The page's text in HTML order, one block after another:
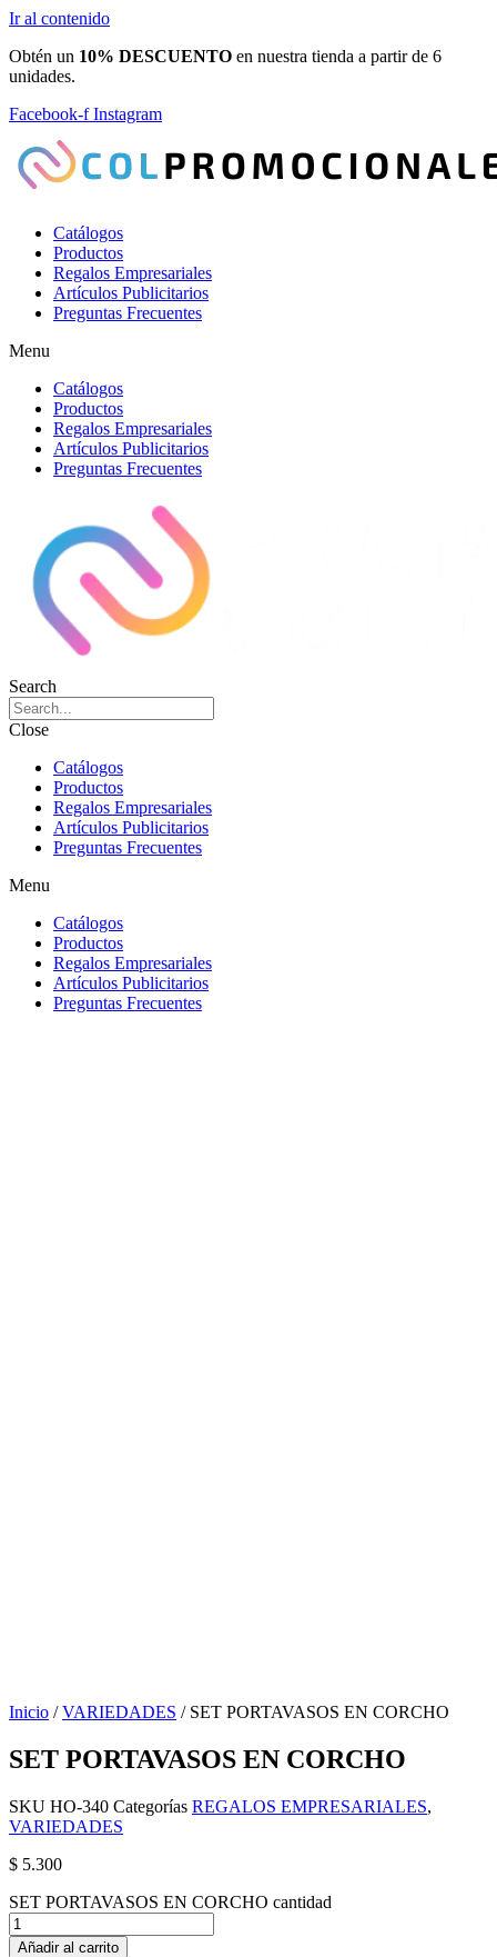
Ir al contenido
Obtén un 10% DESCUENTO en nuestra tienda a partir de 6
unidades.
Facebook-f Instagram
Catálogos
Productos
Regalos Empresariales
Artículos Publicitarios
Preguntas Frecuentes
Menu
Catálogos
Productos
Regalos Empresariales
Artículos Publicitarios
Preguntas Frecuentes
Search
Close
Catálogos
Productos
Regalos Empresariales
Artículos Publicitarios
Preguntas Frecuentes
Menu
Catálogos
Productos
Regalos Empresariales
Artículos Publicitarios
Preguntas Frecuentes
Inicio /VARIEDADES / SET PORTAVASOS EN CORCHO
SET PORTAVASOS EN CORCHO
SKU HO-340 Categorías REGALOS EMPRESARIALES,
VARIEDADES
$ 5.300
SET PORTAVASOS EN CORCHO cantidad
Añadir al carrito